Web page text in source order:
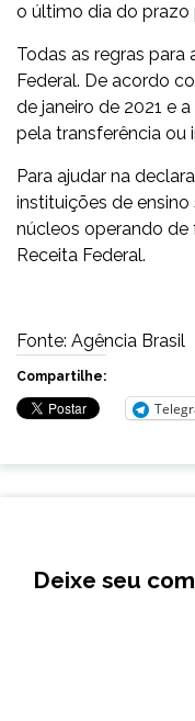
o último dia do prazo
Todas as regras para
Federal. De acordo
de janeiro de 2021 e
pela transferência ou
Para ajudar na
instituições de
núcleos operando
Receita Federal.
Fonte: Agência Brasil
Compartilhe:
Deixe seu